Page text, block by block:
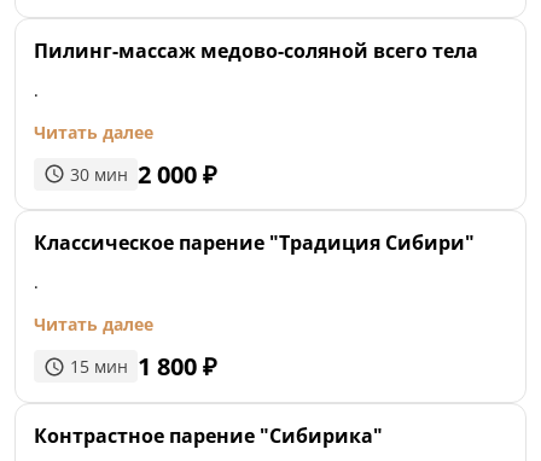
Пилинг-массаж медово-соляной всего тела
.
Читать далее
30 мин 2 000₽
Классическое парение "Традиция Сибири"
.
Читать далее
15 мин 1 800₽
Контрастное парение "Сибирика"